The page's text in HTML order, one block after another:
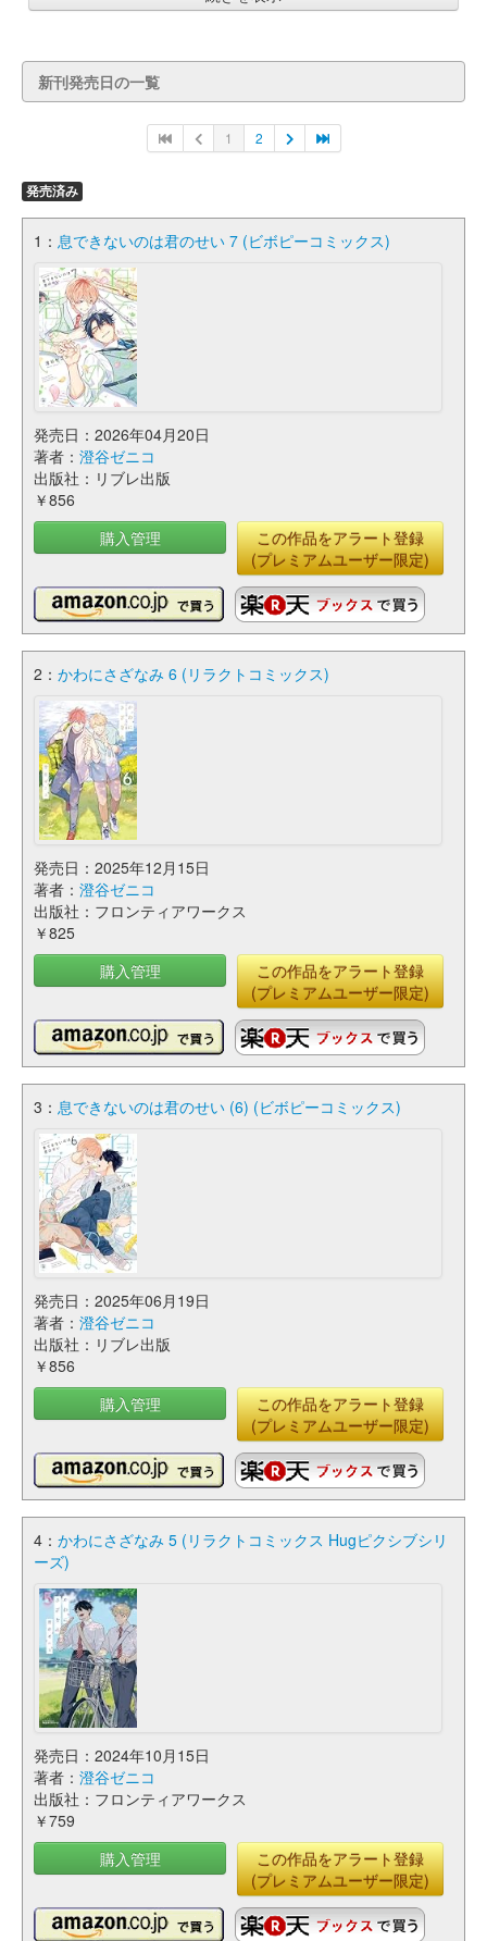
新刊発売日の一覧
1 2
発売済み
1： 息できないのは君のせい 7 (ビボピーコミックス)
発売日：2026年04月20日
著者： 澄谷ゼニコ
出版社：リブレ出版
￥856
購入管理
この作品をアラート登録
(プレミアムユーザー限定)
2： かわにさざなみ 6 (リラクトコミックス)
発売日：2025年12月15日
著者： 澄谷ゼニコ
出版社：フロンティアワークス
￥825
購入管理
この作品をアラート登録
(プレミアムユーザー限定)
3： 息できないのは君のせい (6) (ビボピーコミックス)
発売日：2025年06月19日
著者： 澄谷ゼニコ
出版社：リブレ出版
￥856
購入管理
この作品をアラート登録
(プレミアムユーザー限定)
4： かわにさざなみ 5 (リラクトコミックス Hugピクシブシリ
ーズ)
発売日：2024年10月15日
著者： 澄谷ゼニコ
出版社：フロンティアワークス
￥759
購入管理
この作品をアラート登録
(プレミアムユーザー限定)